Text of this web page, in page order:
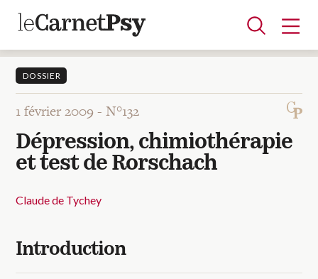
Articles
A la une
Adolescence
Dispositif
Enfance
Périnatalité
Psychanalyse
Psychopathologie
Soin
Dossiers
Blocs-notes
DOSSIER
1 février 2009 -N°132
Dépression, chimiothérapie
et test de Rorschach
Claude de Tychey
Introduction